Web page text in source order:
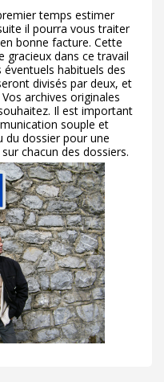
temps estimer
il pourra vous traiter
bonne facture. Cette
dans ce travail
habituels des
divisés par deux, et
archives originales
Il est important
souple et
du dossier pour une
chacun des dossiers.